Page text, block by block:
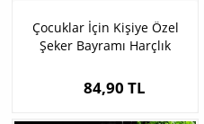
Çocuklar İçin Kişiye Özel
Şeker Bayramı Harçlık
84,90 TL